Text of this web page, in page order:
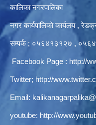
कालिका नगरपालिका
नगर कार्यपालिकाे कार्यलय‍ ,
सम्पर्क ; ०५६४१३१२७ ,
Facebook Page : http://
Twitter; http://
Email:
youtube: http://